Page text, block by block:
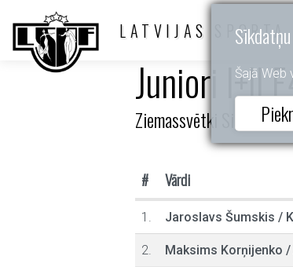
Šajā Web
LATVIJAS SPORTA
Juniori I+II
Ziemassvētki Siguldā
# Vārdi
1. Jaroslavs Šumskis /
2. Maksims Korņijenko /